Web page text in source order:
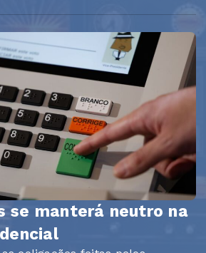
se manterá neutro na